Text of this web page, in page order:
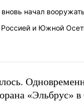
начал
и Южной
«Эльбрус»